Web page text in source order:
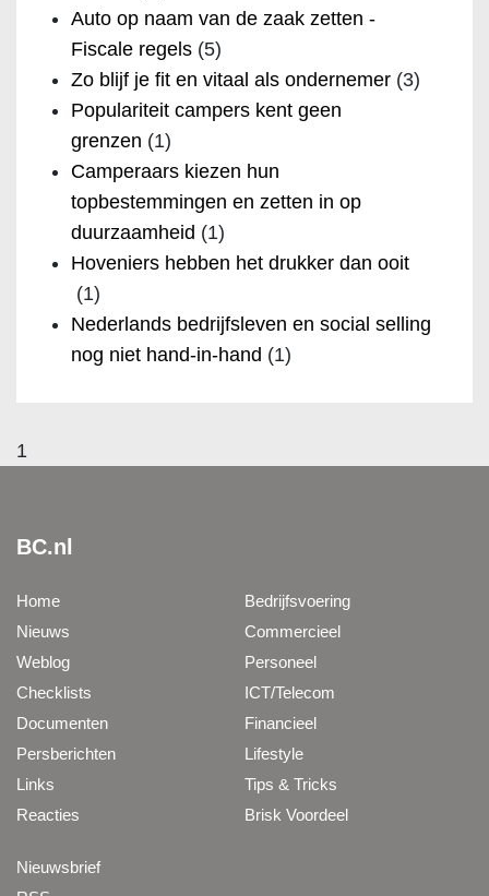
Auto op naam van de zaak zetten -
Fiscale regels (5)
Zo blijf je fit en vitaal als ondernemer (3)
Populariteit campers kent geen
grenzen (1)
Camperaars kiezen hun
topbestemmingen en zetten in op
duurzaamheid (1)
Hoveniers hebben het drukker dan ooit
(1)
Nederlands bedrijfsleven en social selling
nog niet hand-in-hand (1)
1
BC.nl
Home
Nieuws
Weblog
Checklists
Documenten
Persberichten
Links
Reacties
Bedrijfsvoering
Commercieel
Personeel
ICT/Telecom
Financieel
Lifestyle
Tips & Tricks
Brisk Voordeel
Nieuwsbrief